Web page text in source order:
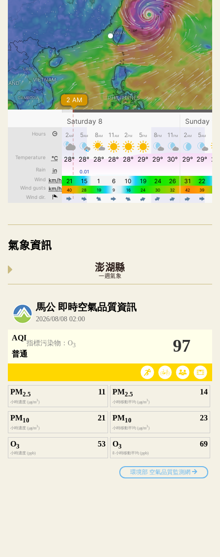
氣象資訊
澎湖縣
一週氣象
內嵌空氣品質小工具為視覺預覽，完整即時空